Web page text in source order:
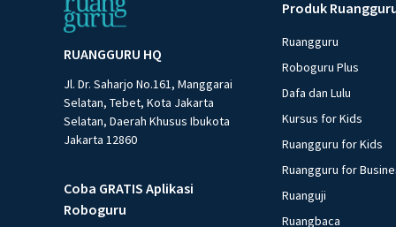
RUANGGURU HQ
Jl. Dr. Saharjo No.161, Manggarai
Selatan, Tebet, Kota Jakarta
Selatan, Daerah Khusus Ibukota
Jakarta 12860
Coba GRATIS Aplikasi
Roboguru
Produk
Ruangguru
Roboguru Plus
Dafa dan Lulu
Kursus for Kids
Ruangguru for Kids
Ruangguru for
Ruanguji
Ruangbaca